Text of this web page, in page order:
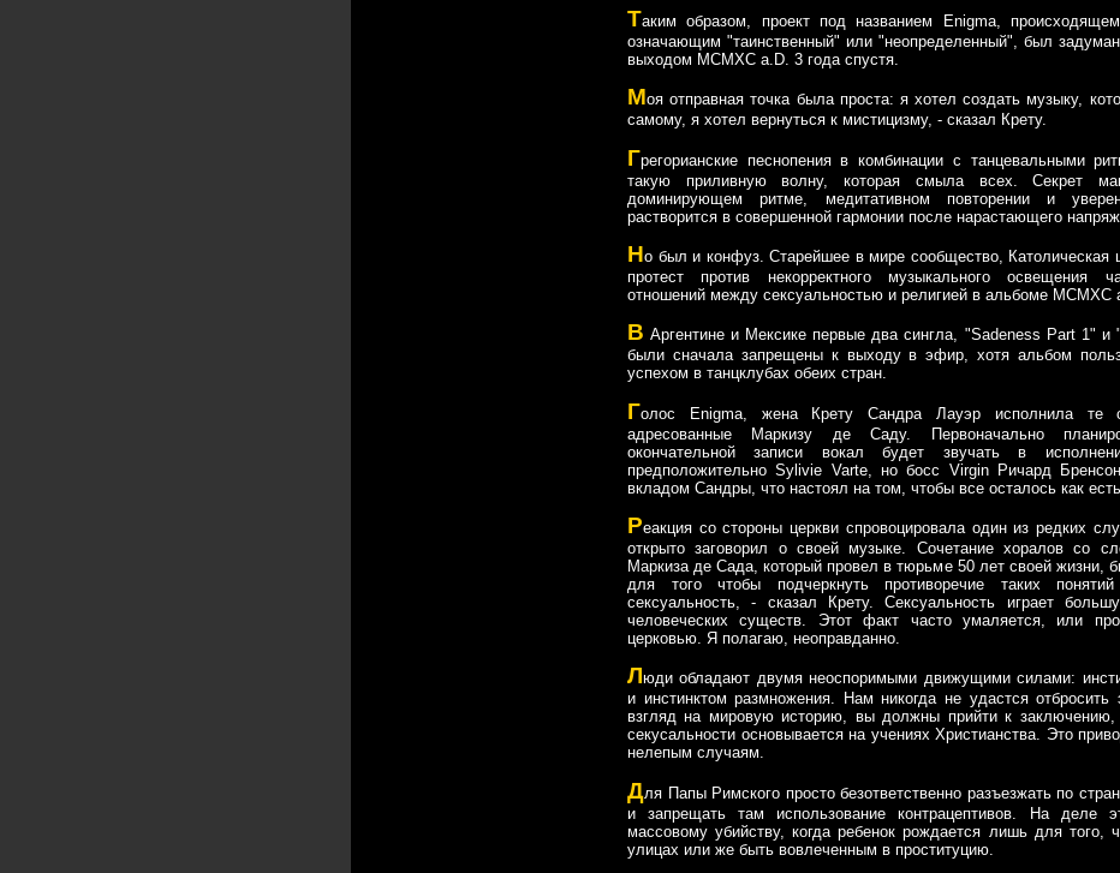
Таким образом, проект под названием Enigma,
означающим "таинственный" или "неопределенный", был
выходом MCMXC a.D. 3 года спустя.
Моя отправная точка была проста: я хотел создать музыку,
самому, я хотел вернуться к мистицизму, - сказал Крету.
Грегорианские песнопения в комбинации с танцевальными
такую приливную волну, которая смыла всех. Секрет
доминирующем ритме, медитативном повторении и
растворится в совершенной гармонии после нарастающего
Но был и конфуз. Старейшее в мире сообщество, Католическая
протест против некорректного музыкального освещения
отношений между сексуальностью и религией в альбоме MCMXC
В Аргентине и Мексике первые два сингла, "Sadeness Part 1" и
были сначала запрещены к выходу в эфир, хотя альбом
успехом в танцклубах обеих стран.
Голос Enigma, жена Крету Сандра Лауэр исполнила те
адресованные Маркизу де Саду. Первоначально
окончательной записи вокал будет звучать в
предположительно Sylivie Varte, но босс Virgin Ричард
вкладом Сандры, что настоял на том, чтобы все осталось как есть.
Реакция со стороны церкви спровоцировала один из редких
открыто заговорил о своей музыке. Сочетание хоралов со
Маркиза де Сада, который провел в тюрьме 50 лет своей жизни,
для того чтобы подчеркнуть противоречие таких
сексуальность, - сказал Крету. Сексуальность играет
человеческих существ. Этот факт часто умаляется, или
церковью. Я полагаю, неоправданно.
Люди обладают двумя неоспоримыми движущими силами:
и инстинктом размножения. Нам никогда не удастся
взгляд на мировую историю, вы должны прийти к заключению,
секусальности основывается на учениях Христианства. Это
нелепым случаям.
Для Папы Римского просто безответственно разъезжать по
и запрещать там использование контрацептивов. На деле
массовому убийству, когда ребенок рождается лишь для того,
улицах или же быть вовлеченным в проституцию.